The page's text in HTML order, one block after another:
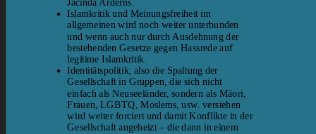
Islamkritik und Meinungsfreiheit im
allgemeinen wird noch weiter unterbunden
und wenn auch nur durch Ausdehnung der
bestehenden Gesetze gegen Hassrede auf
legitime Islamkritik.
Identitätspolitik, also die Spaltung der
Gesellschaft in Gruppen, die sich nicht
einfach als Neuseeländer, sondern als Māori,
Frauen, LGBTQ, Moslems, usw. verstehen
wird weiter forciert und damit Konflikte in der
Gesellschaft angeheizt – die dann in einem